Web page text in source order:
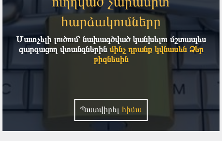
հարձակումները
Մատչելի լուծում՝ նախագծված կանխելու մշտապես
զարգացող վտանգներին մինչ դրանք կվնասեն Ձեր
բիզնեսին
Պատվիրել հիմա